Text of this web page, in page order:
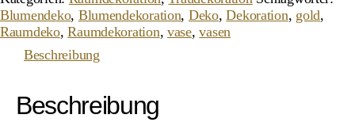
Blumendeko, Blumendekoration, Deko,Dekoration, gold,
Raumdeko,Raumdekoration,vase,vasen
Beschreibung
Beschreibung